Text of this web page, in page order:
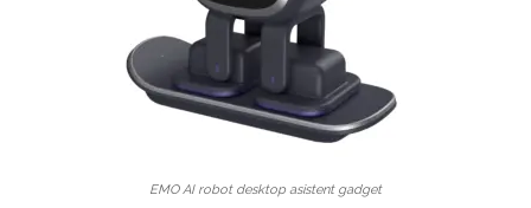
EMO AI robot desktop asistent gadget